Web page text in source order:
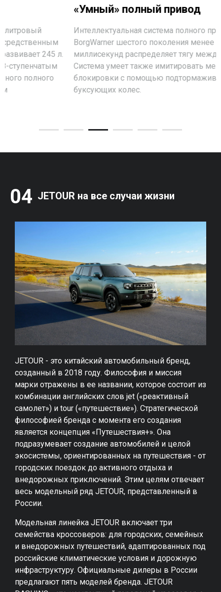
«Умный» полный привод
Интеллектуальная система полного привода XWD от
BorgWarner шестого поколения менее чем за 100
миллисекунд распределяет тягу между осями.
Система умеет также имитировать межколесные
блокировки с помощью подтормаживания
буксующих колес.
04 JETOUR на все случаи жизни
JETOUR - это китайский автомобильный бренд,
созданный в 2018 году. Философия и миссия
марки отражены в ее названии, которое состоит из
комбинации английских слов jet («реактивный
самолет») и tour («путешествие»). Стратегической
философией бренда с момента его создания
является концепция «Путешествия+». Она
подразумевает создание автомобилей и целой
экосистемы, ориентированных на путешествия - от
городских поездок до активного отдыха и
внедорожных приключений. Этим целям отвечает
весь модельный ряд JETOUR, представленный в
России.
Модельная линейка JETOUR включает три
семейства кроссоверов: для городских, семейных
и внедорожных путешествий, адаптированных под
российские климатические условия и дорожную
инфраструктуру. Официальные дилеры в России
предлагают пять моделей бренда. JETOUR